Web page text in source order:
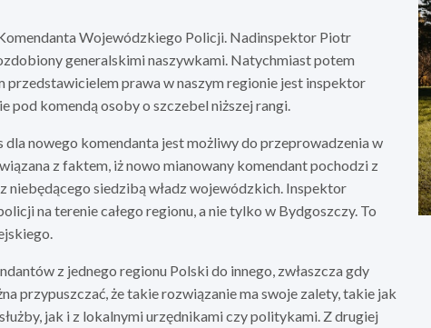
Wojewódzkiego Policji. Nadinspektor Piotr
generalskimi naszywkami. Natychmiast potem
przedstawicielem prawa w naszym regionie jest inspektor
pod komendą osoby o szczebel niższej rangi.
nowego komendanta jest możliwy do przeprowadzenia w
z faktem, iż nowo mianowany komendant pochodzi z
niebędącego siedzibą władz wojewódzkich. Inspektor
na terenie całego regionu, a nie tylko w Bydgoszczy. To
z jednego regionu Polski do innego, zwłaszcza gdy
przypuszczać, że takie rozwiązanie ma swoje zalety, takie jak
jak i z lokalnymi urzędnikami czy politykami. Z drugiej